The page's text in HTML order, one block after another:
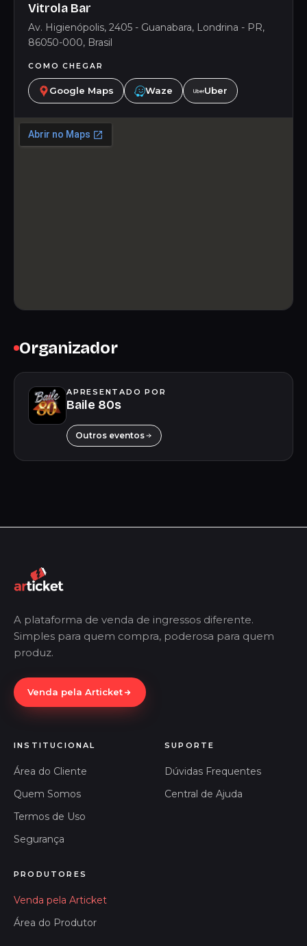
Vitrola Bar
Av. Higienópolis, 2405 - Guanabara, Londrina - PR,
86050-000, Brasil
COMO CHEGAR
Google Maps Waze Uber
Organizador
APRESENTADO POR
Baile 80s
Outros eventos
A plataforma de venda de ingressos diferente.
Simples para quem compra, poderosa para quem
produz.
Venda pela Articket
INSTITUCIONAL
Área do Cliente
Quem Somos
Termos de Uso
Segurança
SUPORTE
Dúvidas Frequentes
Central de Ajuda
PRODUTORES
Venda pela Articket
Área do Produtor